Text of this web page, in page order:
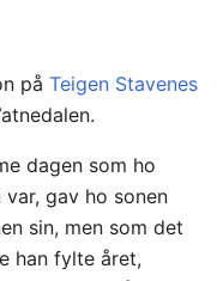
på Teigen Stavenes
dagen som ho
gav ho sonen
sin, men som det
han fylte året,